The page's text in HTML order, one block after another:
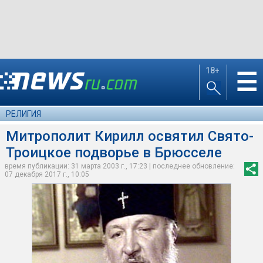
18+ ☰
РЕЛИГИЯ
Митрополит Кирилл освятил Свято-
Троицкое подворье в Брюсселе
время публикации: 31 марта 2003 г., 17:23 | последнее обновление:
07 декабря 2017 г., 10:05